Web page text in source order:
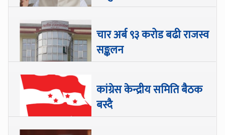
चार अर्ब ९३ करोड बढी राजस्व
सङ्कलन
कांग्रेस केन्द्रीय समिति बैठक
बस्दै